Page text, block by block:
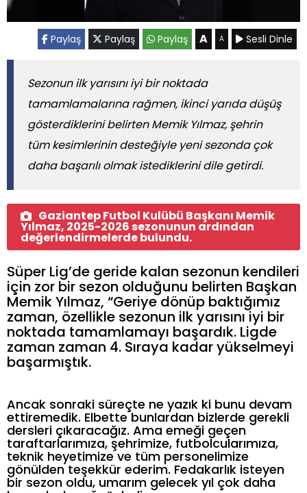
Paylaş Paylaş Paylaş A A Sesli Dinle
Sezonun ilk yarısını iyi bir noktada
tamamlamalarına rağmen, ikinci yarıda düşüş
gösterdiklerini belirten Memik Yılmaz, şehrin
tüm kesimlerinin desteğiyle yeni sezonda çok
daha başarılı olmak istediklerini dile getirdi.
Gaziantep Futbol Kulübü Başkanı Memik
Yılmaz, 2025-2026 sezonunun ardından
değerlendirmelerde bulundu.
Süper Lig’de geride kalan sezonun kendileri
için zor bir sezon olduğunu belirten Başkan
Memik Yılmaz, “Geriye dönüp baktığımız
zaman, özellikle sezonun ilk yarısını iyi bir
noktada tamamlamayı başardık. Ligde
zaman zaman 4. Sıraya kadar yükselmeyi
başarmıştık.
Ancak sonraki süreçte ne yazık ki bunu devam
ettiremedik. Elbette bunlardan bizlerde gerekli
dersleri çıkaracağız. Ama emeği geçen
taraftarlarımıza, şehrimize, futbolcularımıza,
teknik heyetimize ve tüm personelimize
gönülden teşekkür ederim. Fedakarlık isteyen
bir sezon oldu, umarım gelecek yıl çok daha